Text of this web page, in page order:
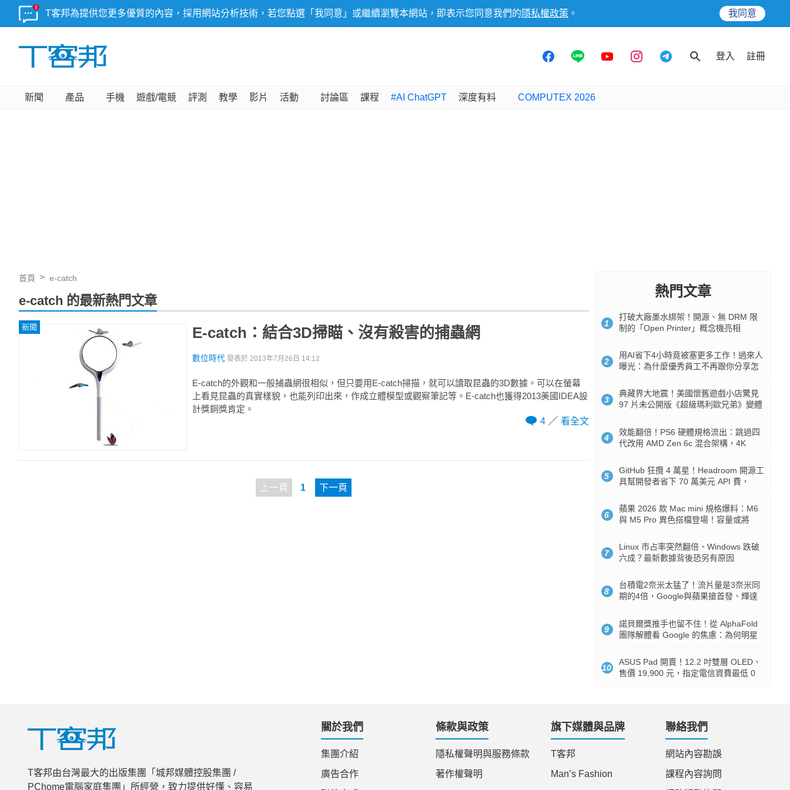
T客邦為提供您更多優質的內容，採用網站分析技術，若您點選「我同意」或繼續瀏覽本網站，即表示您同意我們的 隱私權政策 。 我同意
登入 註冊
新聞 產品 手機 遊戲/電競 評測 教學 影片 活動 討論區 課程 #AI ChatGPT 深度有料 COMPUTEX 2026
首頁 e-catch
e-catch 的最新熱門文章
新聞 E-catch：結合3D掃瞄、沒有殺害的捕蟲網
數位時代 發表於 2013年7月26日 14:12
E-catch的外觀和一般捕蟲網很相似，但只要用E-catch掃描，就可以讀取昆蟲的3D數據。可以在螢幕
上看見昆蟲的真實樣貌，也能列印出來，作成立體模型或觀察筆記等。E-catch也獲得2013美國IDEA設
計獎銅獎肯定。
4
看全文
上一頁 1 下一頁
熱門文章
1
打破大廠墨水綁架！開源、無 DRM 限
制的「Open Printer」概念機亮相
2
用AI省下4小時竟被塞更多工作！過來人
曝光：為什麼優秀員工不再跟你分享怎
3
典藏界大地震！美國懷舊遊戲小店驚見
97 片未公開版《超級瑪利歐兄弟》變體
4
效能翻倍！PS6 硬體規格流出：跳過四
代改用 AMD Zen 6c 混合架構，4K
5
GitHub 狂攬 4 萬星！Headroom 開源工
具幫開發者省下 70 萬美元 API 費，
6
蘋果 2026 款 Mac mini 規格爆料：M6
與 M5 Pro 異色搭檔登場！容量或將
7
Linux 市占率突然翻倍、Windows 跌破
六成？最新數據背後恐另有原因
8
台積電2奈米太猛了！流片量是3奈米同
期的4倍，Google與蘋果搶首發、輝達
9
諾貝爾獎推手也留不住！從 AlphaFold
團隊解體看 Google 的焦慮：為何明星
10
ASUS Pad 開賣！12.2 吋雙層 OLED、
售價 19,900 元，指定電信資費最低 0
T客邦由台灣最大的出版集團「城邦媒體控股集團 /
PChome電腦家庭集團」所經營，致力提供好懂、容易
關於我們
集團介紹
廣告合作
條款與政策
隱私權聲明與服務條款
著作權聲明
旗下媒體與品牌
T客邦
Man’s Fashion
聯絡我們
網站內容勘誤
課程內容詢問